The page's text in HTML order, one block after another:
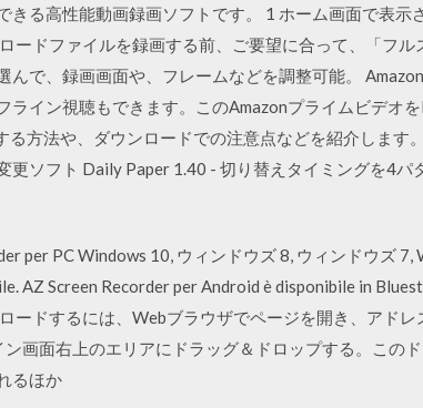
きる高性能動画録画ソフトです。 1 ホーム画面で表示
ードファイルを録画する前、ご要望に合って、「フ
で、録画画面や、フレームなどを調整可能。
イン視聴もできます。このAmazonプライムビデオを
る方法や、ダウンロードでの注意点などを紹介します
更ソフト Daily Paper 1.40 - 切り替えタイミングを4パ
per PC Windows 10, ウィンドウズ 8, ウィンドウズ 7,
AZ Screen Recorder per Android è disponibile in
ードするには、Webブラウザでページを開き、アドレ
画面右上のエリアにドラッグ＆ドロップする。この
るほか